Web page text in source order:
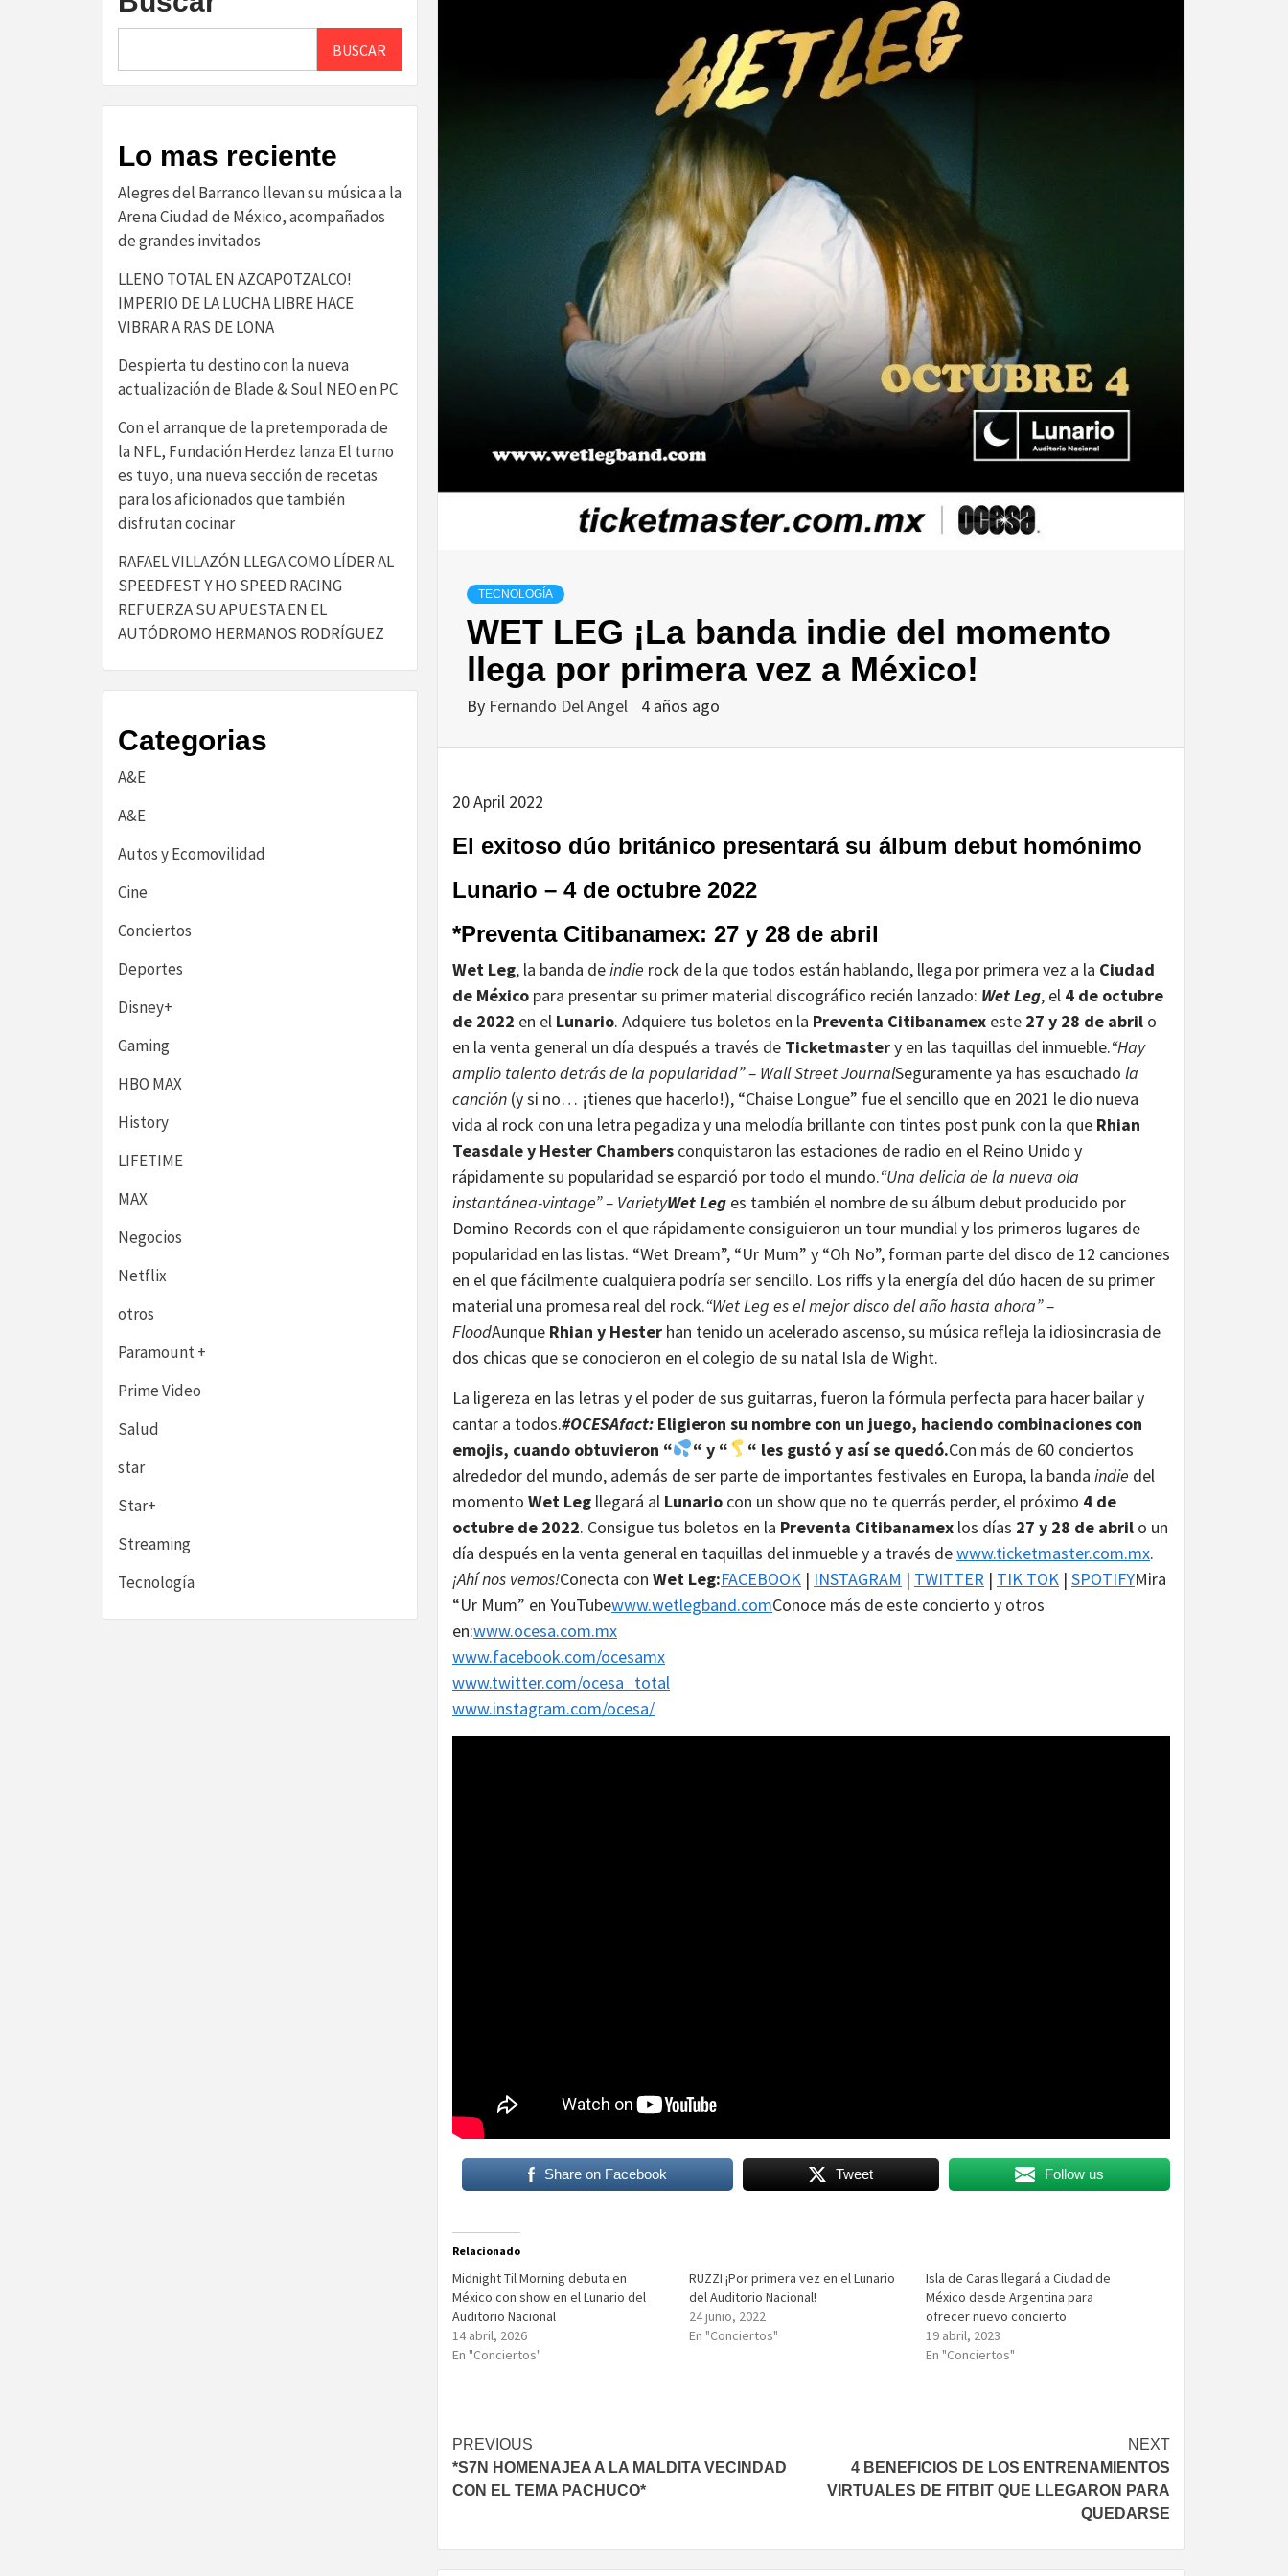
TECNOLOGÍA
WET LEG ¡La banda indie del momento
llega por primera vez a México!
By Fernando Del Angel 4 años ago
20 April 2022
El exitoso dúo británico presentará su álbum debut homónimo
Lunario – 4 de octubre 2022
*Preventa Citibanamex: 27 y 28 de abril
Wet Leg, la banda deindie rock de la que todos están hablando, llega por primera vez a la Ciudad
de México para presentar su primer material discográfico recién lanzado: Wet Leg, el 4 de octubre
de 2022 en el Lunario. Adquiere tus boletos en la Preventa Citibanamex este 27 y 28 de abril o
en la venta general un día después a través de Ticketmastery en las taquillas del inmueble.“Hay
amplio talento detrás de la popularidad” – Wall Street JournalSeguramente ya has escuchado la
canción (y si no… ¡tienes que hacerlo!), “Chaise Longue” fue el sencillo que en 2021 le dio nueva
vida al rock con una letra pegadiza y una melodía brillante con tintes post punk con la que Rhian
Teasdale y Hester Chambers conquistaron las estaciones de radio en el Reino Unido y
rápidamente su popularidad se esparció por todo el mundo.“Una delicia de la nueva ola
instantánea-vintage” – VarietyWet Leg es también el nombre de su álbum debut producido por
Domino Records con el que rápidamente consiguieron un tour mundial y los primeros lugares de
popularidad en las listas. “Wet Dream”, “Ur Mum” y “Oh No”, forman parte del disco de 12 canciones
en el que fácilmente cualquiera podría ser sencillo. Los riffs y la energía del dúo hacen de su primer
material una promesa real del rock.“Wet Leg es el mejor disco del año hasta ahora” –
FloodAunque Rhian y Hester han tenido un acelerado ascenso, su música refleja la idiosincrasia de
dos chicas que se conocieron en el colegio de su natal Isla de Wight.
La ligereza en las letras y el poder de sus guitarras, fueron la fórmula perfecta para hacer bailar y
cantar a todos.#OCESAfact: Eligieron su nombre con un juego, haciendo combinaciones con
emojis, cuando obtuvieron “
“ y “ “ les gustó y así se quedó.Con más de 60 conciertos
alrededor del mundo, además de ser parte de importantes festivales en Europa, la banda indie del
momento Wet Leg llegará al Lunario con un show que no te querrás perder, el próximo 4 de
octubre de 2022. Consigue tus boletos en la Preventa Citibanamex los días 27 y 28 de abril o un
día después en la venta general en taquillas del inmueble y a través dewww.ticketmaster.com.mx.
¡Ahí nos vemos!Conecta con Wet Leg:FACEBOOK | INSTAGRAM | TWITTER | TIK TOK | SPOTIFYMira
“Ur Mum” en YouTubewww.wetlegband.comConoce más de este concierto y otros
en:www.ocesa.com.mx
www.facebook.com/ocesamx
www.twitter.com/ocesa_total
www.instagram.com/ocesa/
Share on Facebook Tweet Follow us
Relacionado
Midnight Til Morning debuta en
México con show en el Lunario del
Auditorio Nacional
14 abril, 2026
En "Conciertos"
RUZZI ¡Por primera vez en el Lunario
del Auditorio Nacional!
24 junio, 2022
En "Conciertos"
Isla de Caras llegará a Ciudad de
México desde Argentina para
ofrecer nuevo concierto
19 abril, 2023
En "Conciertos"
Post
navigation
PREVIOUS
*S7N HOMENAJEA A LA MALDITA VECINDAD
CON EL TEMA PACHUCO*
NEXT
4 BENEFICIOS DE LOS ENTRENAMIENTOS
VIRTUALES DE FITBIT QUE LLEGARON PARA
QUEDARSE
BUSCAR
Lo mas reciente
Alegres del Barranco llevan su música a la
Arena Ciudad de México, acompañados
de grandes invitados
LLENO TOTAL EN AZCAPOTZALCO!
IMPERIO DE LA LUCHA LIBRE HACE
VIBRAR A RAS DE LONA
Despierta tu destino con la nueva
actualización de Blade & Soul NEO en PC
Con el arranque de la pretemporada de
la NFL, Fundación Herdez lanza El turno
es tuyo, una nueva sección de recetas
para los aficionados que también
disfrutan cocinar
RAFAEL VILLAZÓN LLEGA COMO LÍDER AL
SPEEDFEST Y HO SPEED RACING
REFUERZA SU APUESTA EN EL
AUTÓDROMO HERMANOS RODRÍGUEZ
Categorias
A&E
A&E
Autos y Ecomovilidad
Cine
Conciertos
Deportes
Disney+
Gaming
HBO MAX
History
LIFETIME
MAX
Negocios
Netflix
otros
Paramount +
Prime Video
Salud
star
Star+
Streaming
Tecnología